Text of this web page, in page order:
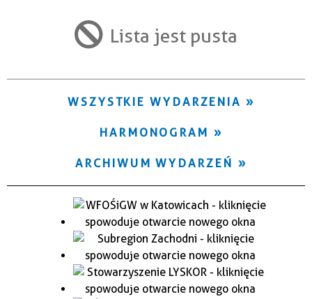
Trwające w zakresie Lista jest pusta
WSZYSTKIE WYDARZENIA
HARMONOGRAM
ARCHIWUM WYDARZEŃ